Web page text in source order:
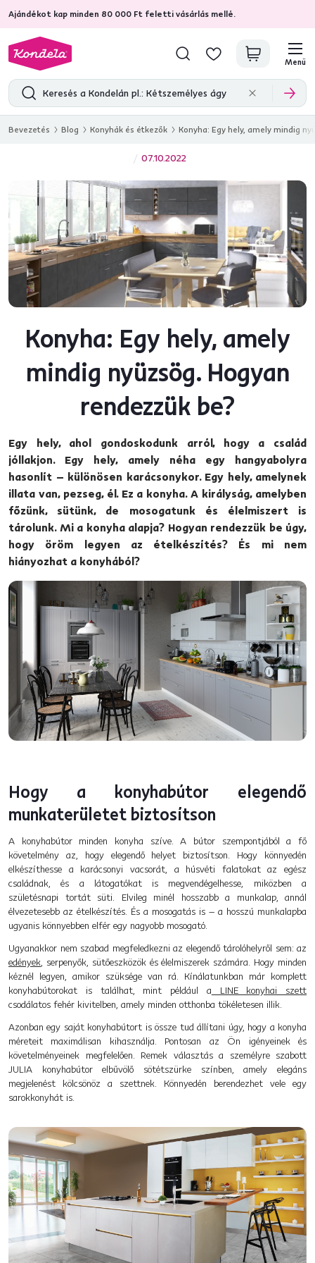
Ajándékot kap minden 80 000 Ft feletti vásárlás mellé.
4,7 31 285 ellenőrzött termékértékelések
Menü
Bevezetés Blog Konyhák és étkezők Konyha: Egy hely, amely mindig
07.10.2022
Konyha: Egy hely, amely
mindig nyüzsög. Hogyan
rendezzük be?
Egy hely, ahol gondoskodunk arról, hogy a család
jóllakjon. Egy hely, amely néha egy hangyabolyra
hasonlít – különösen karácsonykor. Egy hely, amelynek
illata van, pezseg, él. Ez a konyha. A királyság, amelyben
főzünk, sütünk, de mosogatunk és élelmiszert is
tárolunk. Mi a konyha alapja? Hogyan rendezzük be úgy,
hogy öröm legyen az ételkészítés? És mi nem
hiányozhat a konyhából?
Hogy a konyhabútor elegendő
munkaterületet biztosítson
A konyhabútor minden konyha szíve. A bútor szempontjából a fő
követelmény az, hogy elegendő helyet biztosítson. Hogy könnyedén
elkészíthesse a karácsonyi vacsorát, a húsvéti falatokat az egész
családnak, és a látogatókat is megvendégelhesse, miközben a
születésnapi tortát süti. Elvileg minél hosszabb a munkalap, annál
élvezetesebb az ételkészítés. És a mosogatás is – a hosszú munkalapba
ugyanis könnyebben elfér egy nagyobb mosogató.
Ugyanakkor nem szabad megfeledkezni az elegendő tárolóhelyről sem: az
edények , serpenyők, sütőeszközök és élelmiszerek számára. Hogy minden
kéznél legyen, amikor szüksége van rá. Kínálatunkban már komplett
konyhabútorokat is találhat, mint például a LINE konyhai szett
csodálatos fehér kivitelben, amely minden otthonba tökéletesen illik.
Azonban egy saját konyhabútort is össze tud állítani úgy, hogy a konyha
méreteit maximálisan kihasználja. Pontosan az Ön igényeinek és
követelményeinek megfelelően. Remek választás a személyre szabott
JULIA konyhabútor elbűvölő sötétszürke színben, amely elegáns
megjelenést kölcsönöz a szettnek. Könnyedén berendezhet vele egy
sarokkonyhát is.